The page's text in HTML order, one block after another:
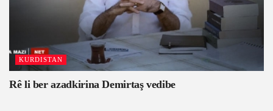
KURDISTAN
Rê li ber azadkirina Demirtaş vedibe